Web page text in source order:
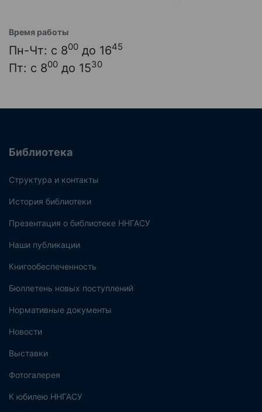
Время работы
Пн-Чт: с 800 до 1645
Пт: с 800 до 1530
Библиотека
Структура и контакты
История библиотеки
Презентация о библиотеке ННГАСУ
Наши публикации
Книгообеспеченность
Бюллетень новых поступлений
Нормативные документы
Новости
Выставки
Фотогалерея
К юбилею ННГАСУ